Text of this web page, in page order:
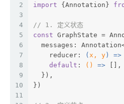
2
3
4
5
6
7
8
9
10
11
import {Annotation}
// 1. 定义状态
const GraphState =
messages:
    reducer:
( x, y ) =>
default : () => [],
  }),
})